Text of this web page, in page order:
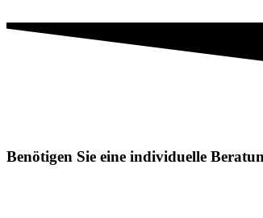
Benötigen Sie eine individuelle